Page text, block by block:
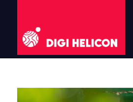
DIGI HELICON